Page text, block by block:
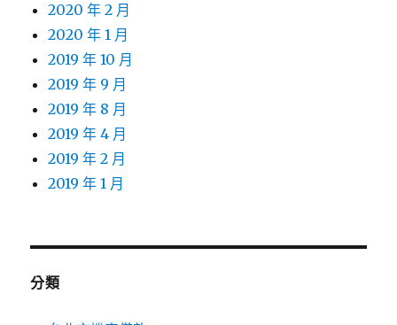
2020 年 2 月
2020 年 1 月
2019 年 10 月
2019 年 9 月
2019 年 8 月
2019 年 4 月
2019 年 2 月
2019 年 1 月
分類